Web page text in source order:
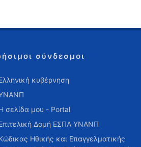
σύνδεσμοι
κυβέρνηση
σελίδα μου - Portal
Δομή ΕΣΠΑ ΥΝΑΝΠ
Ηθικής και Επαγγελματικής